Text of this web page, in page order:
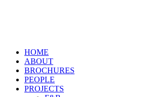
HOME
ABOUT
BROCHURES
PEOPLE
PROJECTS